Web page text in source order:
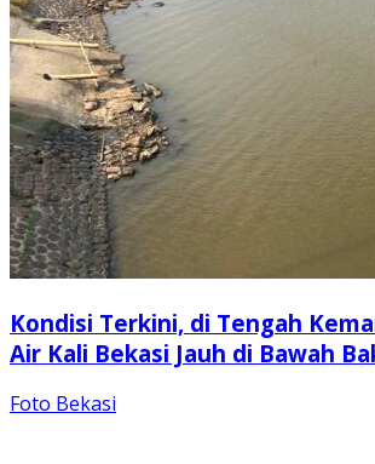
Kondisi Terkini, di Tengah
Air Kali Bekasi Jauh di Bawah
Foto Bekasi